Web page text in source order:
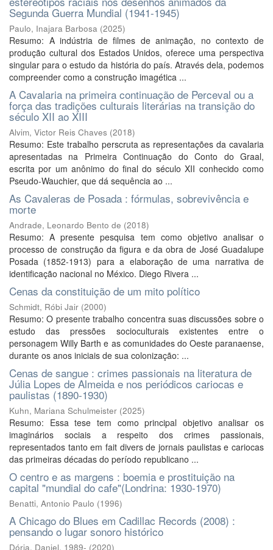
Segunda Guerra Mundial (1941-1945)
Paulo, Inajara Barbosa (2025)
Resumo: A indústria de filmes de animação, no contexto de
produção cultural dos Estados Unidos, oferece uma perspectiva
singular para o estudo da história do país. Através dela, podemos
compreender como a construção imagética ...
A Cavalaria na primeira continuação de Perceval ou a
força das tradições culturais literárias na transição do
século XII ao XIII
Alvim, Victor Reis Chaves (2018)
Resumo: Este trabalho perscruta as representações da cavalaria
apresentadas na Primeira Continuação do Conto do Graal,
escrita por um anônimo do final do século XII conhecido como
Pseudo-Wauchier, que dá sequência ao ...
As Cavaleras de Posada : fórmulas, sobrevivência e
morte
Andrade, Leonardo Bento de (2018)
Resumo: A presente pesquisa tem como objetivo analisar o
processo de construção da figura e da obra de José Guadalupe
Posada (1852-1913) para a elaboração de uma narrativa de
identificação nacional no México. Diego Rivera ...
Cenas da constituição de um mito político
Schmidt, Róbi Jair (2000)
Resumo: O presente trabalho concentra suas discussões sobre o
estudo das pressões socioculturais existentes entre o
personagem Willy Barth e as comunidades do Oeste paranaense,
durante os anos iniciais de sua colonização: ...
Cenas de sangue : crimes passionais na literatura de
Júlia Lopes de Almeida e nos periódicos cariocas e
paulistas (1890-1930)
Kuhn, Mariana Schulmeister (2025)
Resumo: Essa tese tem como principal objetivo analisar os
imaginários sociais a respeito dos crimes passionais,
representados tanto em fait divers de jornais paulistas e cariocas
das primeiras décadas do período republicano ...
O centro e as margens : boemia e prostituição na
capital "mundial do cafe"(Londrina: 1930-1970)
Benatti, Antonio Paulo (1996)
A Chicago do Blues em Cadillac Records (2008) :
pensando o lugar sonoro histórico
Dória, Daniel, 1989- (2020)